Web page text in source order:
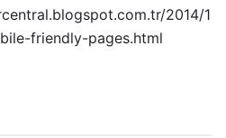
2014/1
friendly-pages.html